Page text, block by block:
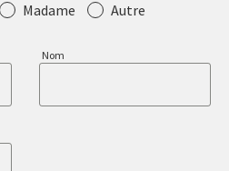
Madame Autre
Nom